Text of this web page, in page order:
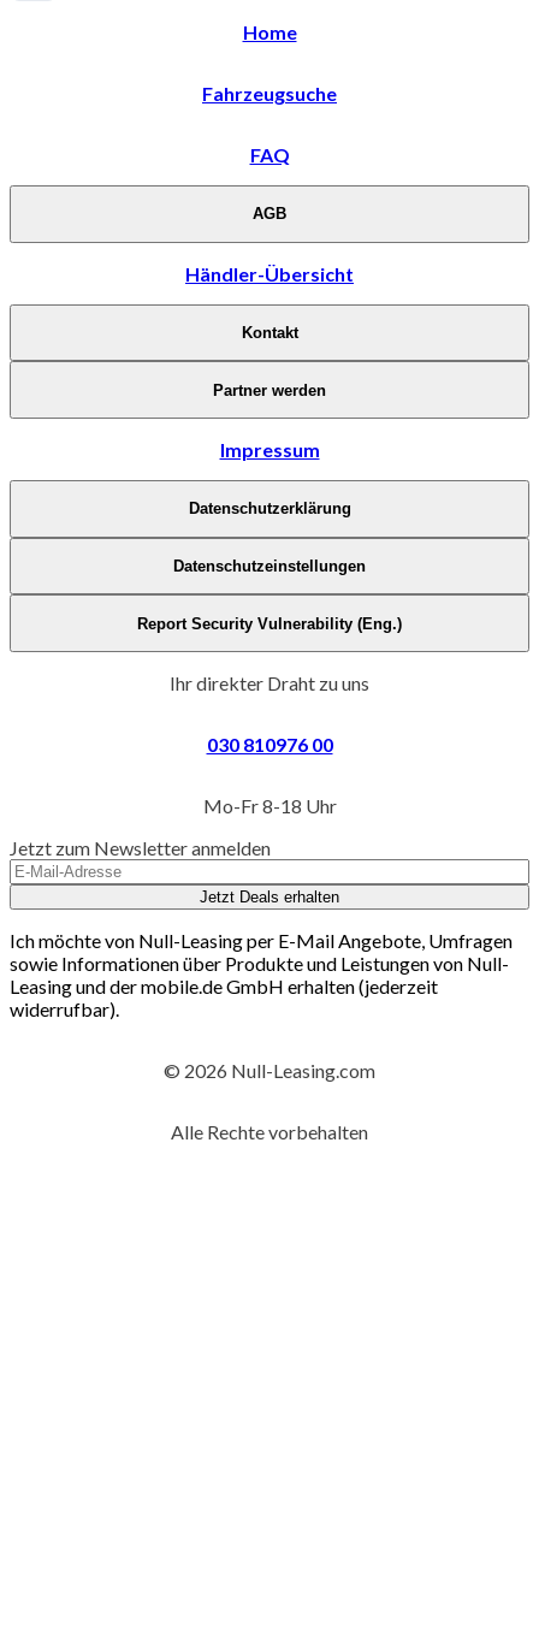
Home
Fahrzeugsuche
FAQ
AGB
Händler-Übersicht
Kontakt
Partner werden
Impressum
Datenschutzerklärung
Datenschutzeinstellungen
Report Security Vulnerability (Eng.)
Ihr direkter Draht zu uns
030 810976 00
Mo-Fr 8-18 Uhr
Jetzt zum Newsletter anmelden
Jetzt Deals erhalten
Ich möchte von Null-Leasing per E-Mail Angebote, Umfragen
sowie Informationen über Produkte und Leistungen von Null-
Leasing und der mobile.de GmbH erhalten (jederzeit
widerrufbar).
© 2026 Null-Leasing.com
Alle Rechte vorbehalten